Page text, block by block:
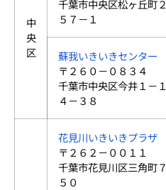
中
央
区
千葉市中央区松ヶ丘町２
５７－１
蘇我いきいきセンター
〒２６０－０８３４
千葉市中央区今井１－１
４－３８
花見川いきいきプラザ
〒２６２－００１１
千葉市花見川区三角町７
５０